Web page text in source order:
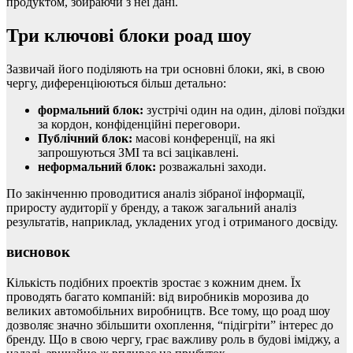
Три ключові блоки роад шоу
Зазвичай його поділяють на три основні блоки, які, в свою
чергу, диференціюються більш детально:
формальний блок: зустрічі один на один, ділові поїздки
за кордон, конфіденційні переговори.
Публічний блок: масові конференції, на які
запрошуються ЗМІ та всі зацікавлені.
неформальний блок: розважальні заходи.
По закінченню проводитися аналіз зібраної інформації,
приросту аудиторії у бренду, а також загальний аналіз
результатів, наприклад, укладених угод і отриманого досвіду.
висновок
Кількість подібних проектів зростає з кожним днем. Їх
проводять багато компаній: від виробників морозива до
великих автомобільних виробництв. Все тому, що роад шоу
дозволяє значно збільшити охоплення, “підігріти” інтерес до
бренду. Що в свою чергу, грає важливу роль в будові іміджу, а